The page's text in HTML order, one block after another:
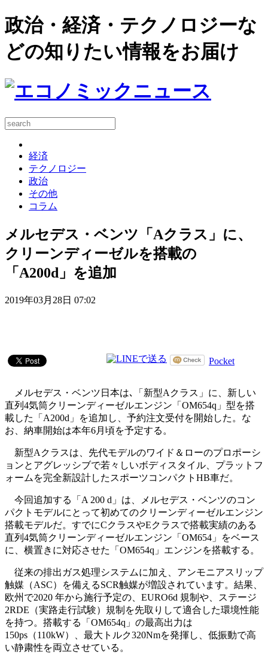
政治・経済・テクノロジーな
どの知りたい情報をお届け
経済
テクノロジー
政治
その他
コラム
メルセデス・ベンツ「Aクラス」に、
クリーンディーゼルを搭載の
「A200d」を追加
2019年03月28日 07:02
Pocket
メルセデス・ベンツ日本は､「新型Aクラス」に、新しい
直列4気筒クリーンディーゼルエンジン「OM654q」型を搭
載した「A200d」を追加し、予約注文受付を開始した。な
お、納車開始は本年6月頃を予定する。
新型Aクラスは、先代モデルのワイド＆ローのプロポーシ
ョンとアグレッシブで若々しいボディスタイル、プラットフ
ォームを完全新設計したスポーツコンパクトHB車だ。
今回追加する「A 200 d」は、メルセデス・ベンツのコン
パクトモデルにとって初めてのクリーンディーゼルエンジン
搭載モデルだ。すでにCクラスやEクラスで搭載実績のある
直列4気筒クリーンディーゼルエンジン「OM654」をベース
に、横置きに対応させた「OM654q」エンジンを搭載する。
従来の排出ガス処理システムに加え、アンモニアスリップ
触媒（ASC）を備えるSCR触媒が増設されています。結果、
欧州で2020 年から施行予定の、EURO6d 規制や、ステージ
2RDE（実路走行試験）規制を先取りして適合した環境性能
を持つ。搭載する「OM654q」の最高出力は
150ps（110kW）、最大トルク320Nmを発揮し、低振動で高
い静粛性を両立させている。